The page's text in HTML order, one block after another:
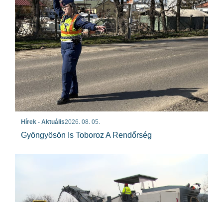
Hírek - Aktuális2026. 08. 05.
Gyöngyösön Is Toboroz A Rendőrség